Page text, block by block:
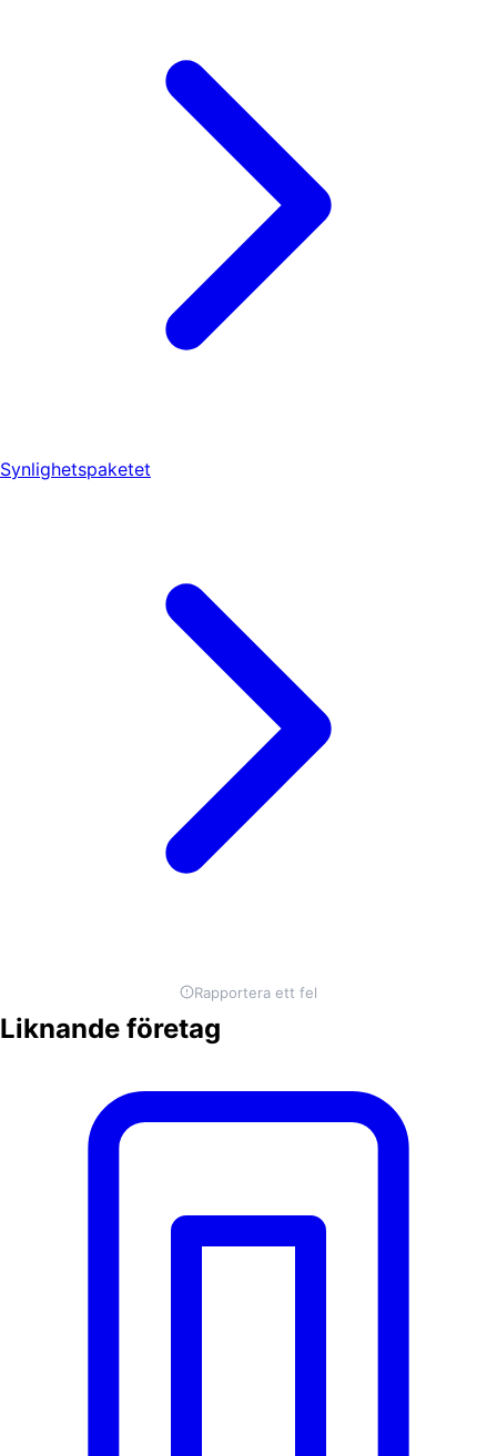
Synlighetspaketet
Rapportera ett fel
Liknande företag